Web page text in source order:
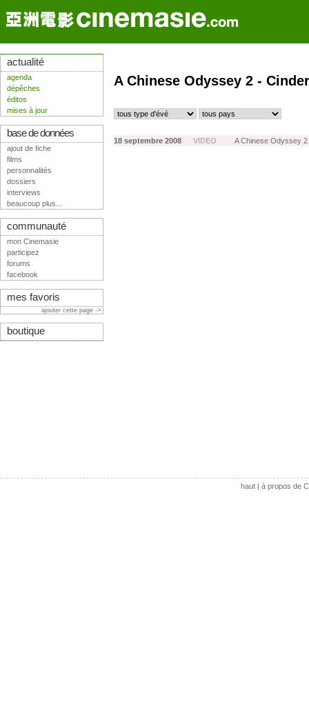
A Chinese Odyssey 2 -
18 septembre 2008 VIDEO A Chinese Odyssey 2
actualité
agenda
dépêches
éditos
mises à jour
base de données
ajout de fiche
films
personnalités
dossiers
interviews
beaucoup plus...
communauté
mon Cinemasie
participez
forums
facebook
mes favoris
ajouter cette page ->
boutique
haut| à propos de